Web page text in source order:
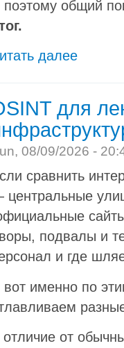
поэтому общий
далее
для
08/09/2026 -
сравнить
подвалы и
и где
вот именно по
от